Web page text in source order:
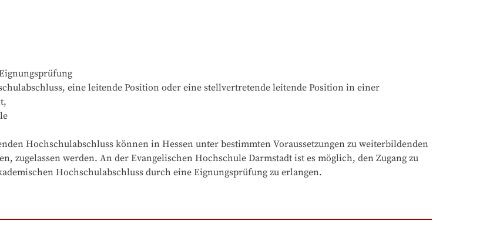
eine leitende Position oder eine stellvertretende leitende Position in einer
Hochschulabschluss können in Hessen unter bestimmten Voraussetzungen zu weiterbildenden
zugelassen werden. An der Evangelischen Hochschule Darmstadt ist es möglich, den Zugang zu
Hochschulabschluss durch eine Eignungsprüfung zu erlangen.